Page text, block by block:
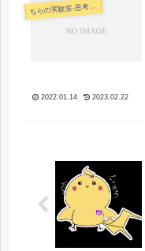
ちらの実験室-思考・失敗談・リアルタイム実況等を発信します-
2022.01.14 2023.02.22